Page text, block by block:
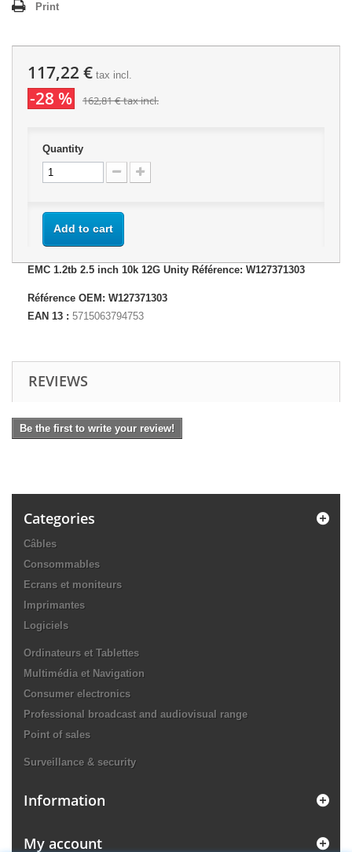
Print
117,22 € tax incl.
-28 % 162,81 €tax incl.
Quantity
Add to cart
EMC 1.2tb 2.5 inch 10k 12G Unity Référence: W127371303
Référence OEM: W127371303
EAN 13 : 5715063794753
REVIEWS
Be the first to write your review!
Categories
Câbles
Consommables
Ecrans et moniteurs
Imprimantes
Logiciels
Ordinateurs et Tablettes
Multimédia et Navigation
Consumer electronics
Professional broadcast and audiovisual range
Point of sales
Surveillance & security
Information
My account